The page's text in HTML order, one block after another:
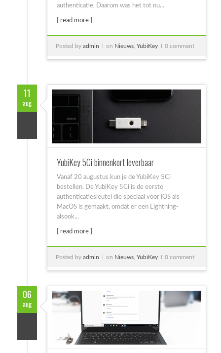
authenticatie. Daarom was het tot nu...
[ read more ]
Posted by admin on Nieuws, YubiKey 0 comment
11
aug
YubiKey 5Ci binnenkort leverbaar
Vanaf 20 augustus kun je de YubiKey 5Ci
bestellen. De YubiKey 5Ci is de eerste
authenticatiesleutel die speciaal voor iOS als
MacOS is gemaakt, omdat er een Lightning-
alsook...
[ read more ]
Posted by admin on Nieuws YubiKey 0 comment
06
aug